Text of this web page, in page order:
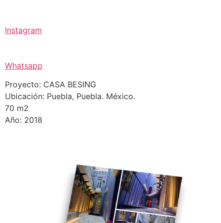
Instagram
Whatsapp
Proyecto: CASA BESING
Ubicación: Puebla, Puebla. México.
70 m2
Año: 2018